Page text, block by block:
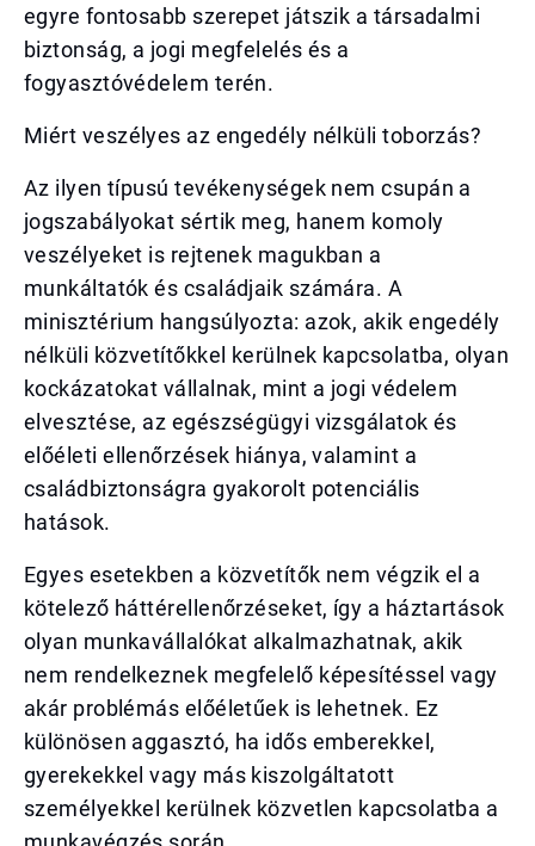
egyre fontosabb szerepet játszik a társadalmi
biztonság, a jogi megfelelés és a
fogyasztóvédelem terén.
Miért veszélyes az engedély nélküli toborzás?
Az ilyen típusú tevékenységek nem csupán a
jogszabályokat sértik meg, hanem komoly
veszélyeket is rejtenek magukban a
munkáltatók és családjaik számára. A
minisztérium hangsúlyozta: azok, akik engedély
nélküli közvetítőkkel kerülnek kapcsolatba, olyan
kockázatokat vállalnak, mint a jogi védelem
elvesztése, az egészségügyi vizsgálatok és
előéleti ellenőrzések hiánya, valamint a
családbiztonságra gyakorolt potenciális
hatások.
Egyes esetekben a közvetítők nem végzik el a
kötelező háttérellenőrzéseket, így a háztartások
olyan munkavállalókat alkalmazhatnak, akik
nem rendelkeznek megfelelő képesítéssel vagy
akár problémás előéletűek is lehetnek. Ez
különösen aggasztó, ha idős emberekkel,
gyerekekkel vagy más kiszolgáltatott
személyekkel kerülnek közvetlen kapcsolatba a